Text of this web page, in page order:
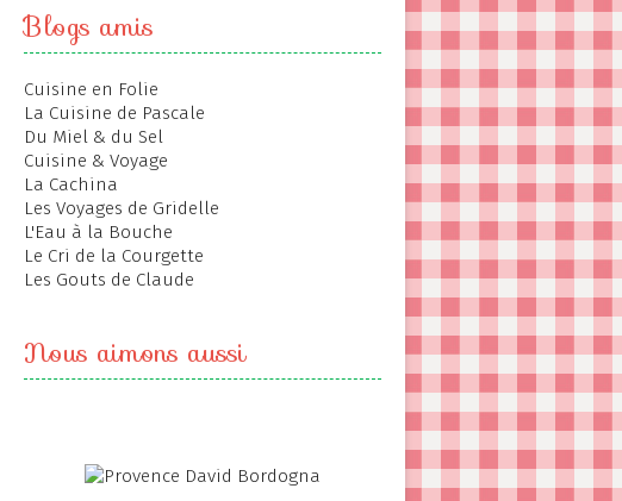
Blogs amis
Cuisine en Folie
La Cuisine de Pascale
Du Miel & du Sel
Cuisine & Voyage
La Cachina
Les Voyages de Gridelle
L'Eau à la Bouche
Le Cri de la Courgette
Les Gouts de Claude
Nous aimons aussi